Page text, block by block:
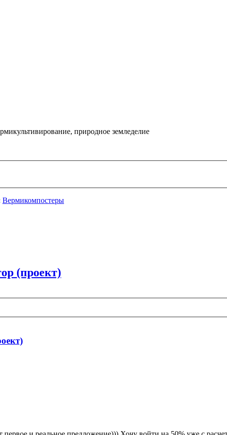
природное земледелие
Вермикомпостеры
(проект)